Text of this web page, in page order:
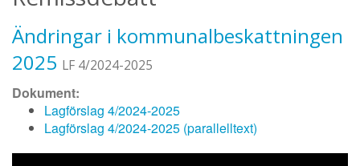
Ändringar i kommunalbeskattningen
2025 LF 4/2024-2025
Dokument:
Lagförslag 4/2024-2025
Lagförslag 4/2024-2025 (parallelltext)